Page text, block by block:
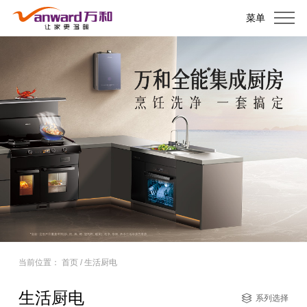
菜单
当前位置： 首页/ 生活厨电
生活厨电 系列选择